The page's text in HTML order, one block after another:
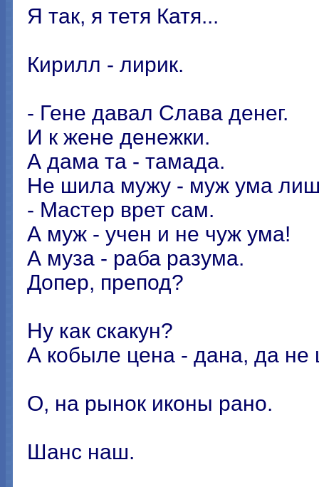
Я так, я тетя Катя...
Кирилл - лирик.
- Гене давал Слава денег.
И к жене денежки.
А дама та - тамада.
Не шила мужу - муж ума
- Мастер врет сам.
А муж - учен и не чуж ума!
А муза - раба разума.
Допер, препод?
Ну как скакун?
А кобыле цена - дана, да не
О, на рынок иконы рано.
Шанс наш.